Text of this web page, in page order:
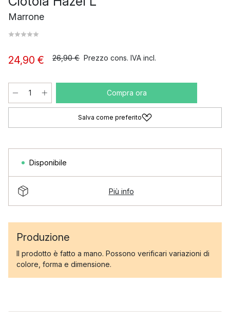
Marrone
24,90 € 26,90 € Prezzo cons. IVA incl.
Compra ora
Salva come preferito
Disponibile
Più info
Produzione
Il prodotto è fatto a mano. Possono verificari variazioni di
colore, forma e dimensione.